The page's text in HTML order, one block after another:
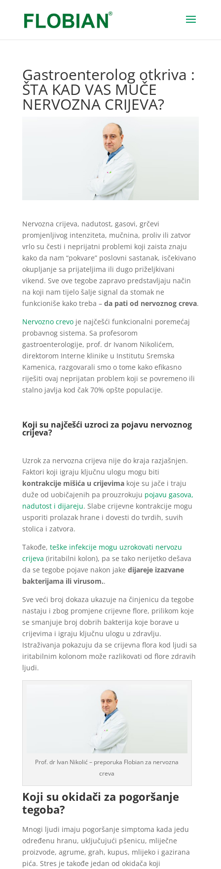
Gastroenterolog otkriva :
ŠTA KAD VAS MUČE
NERVOZNA CRIJEVA?
Nervozna crijeva, nadutost, gasovi, grčevi
promjenljivog intenziteta, mučnina, proliv ili zatvor
vrlo su česti i neprijatni problemi koji zaista znaju
kako da nam “pokvare” poslovni sastanak, isčekivano
okupljanje sa prijateljima ili dugo priželjkivani
vikend. Sve ove tegobe zapravo predstavljaju način
na koji nam tijelo šalje signal da stomak ne
funkcioniše kako treba – da pati od nervoznog creva.
Nervozno crevoje najčešći funkcionalni poremećaj
probavnog sistema. Sa profesorom
gastroenterologije, prof. dr Ivanom Nikolićem,
direktorom Interne klinike u Institutu Sremska
Kamenica, razgovarali smo o tome kako efikasno
riješiti ovaj neprijatan problem koji se povremeno ili
stalno javlja kod čak 70% opšte populacije.
Koji su najčešći uzroci za pojavu nervoznog
crijeva?
Uzrok za nervozna crijeva nije do kraja razjašnjen.
Faktori koji igraju ključnu ulogu mogu biti
kontrakcije mišića u crijevimakoje su jače i traju
duže od uobičajenih pa prouzrokuju pojavu gasova,
nadutost i dijareju. Slabe crijevne kontrakcije mogu
usporiti prolazak hrane i dovesti do tvrdih, suvih
stolica i zatvora.
Takođe, teške infekcije mogu uzrokovati nervozu
crijeva (iritabilni kolon), pa se tako nerijetko dešava
da se tegobe pojave nakon jake dijareje izazvane
bakterijama ili virusom..
Sve veći broj dokaza ukazuje na činjenicu da tegobe
nastaju i zbog promjene crijevne flore, prilikom koje
se smanjuje broj dobrih bakterija koje borave u
crijevima i igraju ključnu ulogu u zdravlju.
Istraživanja pokazuju da se crijevna flora kod ljudi sa
iritabilnim kolonom može razlikovati od flore zdravih
ljudi.
Prof. dr Ivan Nikolić – preporuka Flobian za nervozna
creva
Koji su okidači za pogoršanje
tegoba?
Mnogi ljudi imaju pogoršanje simptoma kada jedu
određenu hranu, uključujući pšenicu, mliječne
proizvode, agrume, grah, kupus, mlijeko i gazirana
pića. Stres je takođe jedan od okidača koji